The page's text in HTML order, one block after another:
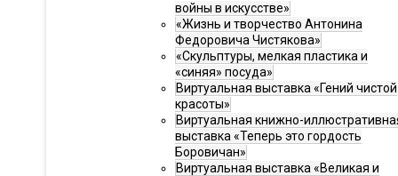
войны в искусстве»
«Жизнь и творчество Антонина
Федоровича Чистякова»
«Скульптуры, мелкая пластика и
«синяя» посуда»
Виртуальная выставка «Гений чистой
красоты»
Виртуальная книжно-
выставка «Теперь это гордость
Боровичан»
Виртуальная выставка «Великая и